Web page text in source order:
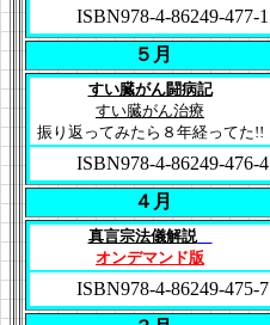
ISBN978-4-86249-477-1
５月
すい臓がん闘病記
すい臓がん治療
振り返ってみたら８年経ってた!!
ISBN978-4-86249-476-4
４月
真言宗法儀解説
オンデマンド版
ISBN978-4-86249-475-7